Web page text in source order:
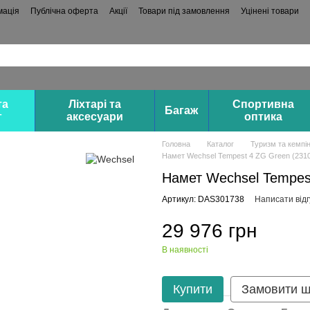
Публічна оферта Акції Товари під замовлення
Уцінені товари
Ліхтарі та
аксесуари
Багаж
Спортивна
оптика
Головна Каталог
Туризм та
Намет Wechsel Tempest 4 ZG Green
Намет Wechsel
Артикул: DAS301738 Написати
29 976 грн
В наявності
Купити Замовити